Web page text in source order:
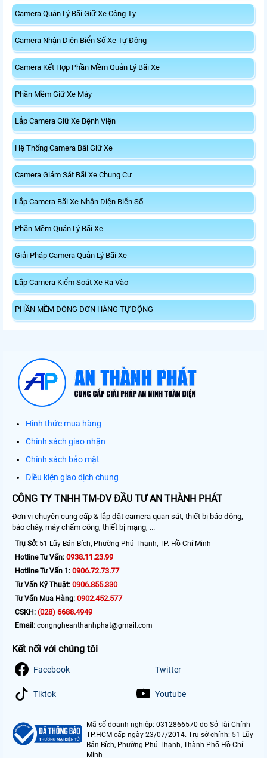
Camera Quản Lý Bãi Giữ Xe Công Ty
Camera Nhận Diện Biển Số Xe Tự Động
Camera Kết Hợp Phần Mềm Quản Lý Bãi Xe
Phần Mềm Giữ Xe Máy
Lắp Camera Giữ Xe Bệnh Viện
Hệ Thống Camera Bãi Giữ Xe
Camera Giám Sát Bãi Xe Chung Cư
Lắp Camera Bãi Xe Nhận Diện Biển Số
Phần Mềm Quản Lý Bãi Xe
Giải Pháp Camera Quản Lý Bãi Xe
Lắp Camera Kiểm Soát Xe Ra Vào
PHẦN MỀM ĐÓNG ĐƠN HÀNG TỰ ĐỘNG
Hình thức mua hàng
Chính sách giao nhận
Chính sách bảo mật
Điều kiện giao dịch chung
CÔNG TY TNHH TM-DV ĐẦU TƯ AN THÀNH PHÁT
Đơn vị chuyên cung cấp & lắp đặt camera quan sát, thiết bị báo động,
báo cháy, máy chấm công, thiết bị mạng, ...
Trụ Sở: 51 Lũy Bán Bích, Phường Phú Thạnh, TP. Hồ Chí Minh
Hotline Tư Vấn: 0938.11.23.99
Hotline Tư Vấn 1: 0906.72.73.77
Tư Vấn Kỹ Thuật: 0906.855.330
Tư Vấn Mua Hàng: 0902.452.577
CSKH: (028) 6688.4949
Email: congngheanthanhphat@gmail.com
Kết nối với chúng tôi
Facebook Twitter
Tiktok Youtube
Mã số doanh nghiệp: 0312866570 do Sở Tài Chính
TP.HCM cấp ngày 23/07/2014. Trụ sở chính: 51 Lũy
Bán Bích, Phường Phú Thạnh, Thành Phố Hồ Chí
Minh